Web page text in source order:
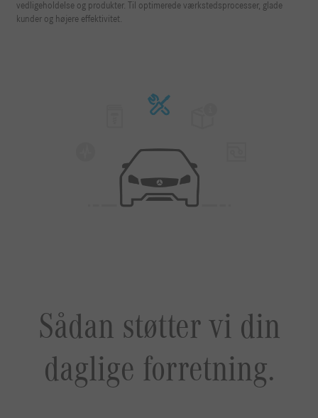
vedligeholdelse og produkter. Til optimerede værkstedsprocesser, glade
kunder og højere effektivitet.
Sådan støtter vi din
daglige forretning.